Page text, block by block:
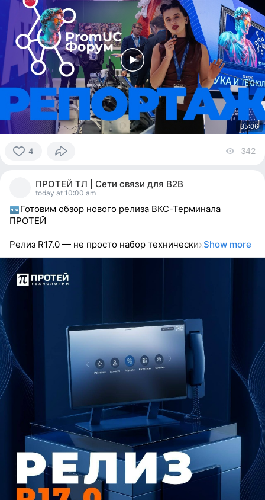
35:06
4 342
ПРОТЕЙ ТЛ | Сети связи для В2В
today at 10:00 am
Готовим обзор нового релиза ВКС-Терминала
ПРОТЕЙ
Релиз R17.0 — не просто набор техническихShow more